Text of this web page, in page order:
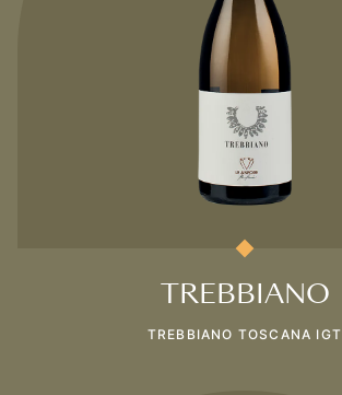
TREBBIANO
TREBBIANO TOSCANA IGT